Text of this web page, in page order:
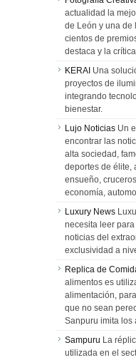
actualidad la
de León y una de
cientos de
destaca y la
KERAI Una
proyectos de
integrando
bienestar.
Lujo Noticias Un
encontrar las
alta sociedad,
deportes de élite,
ensueño,
economía,
Luxury News
necesita leer
noticias del
exclusividad a
Replica de
alimentos es
alimentación,
que no sean
Sanpuru imita los
Sampuru La
utilizada en el